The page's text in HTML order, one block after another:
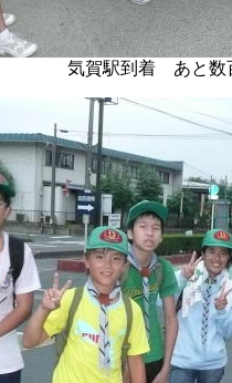
気賀駅到着 あと数